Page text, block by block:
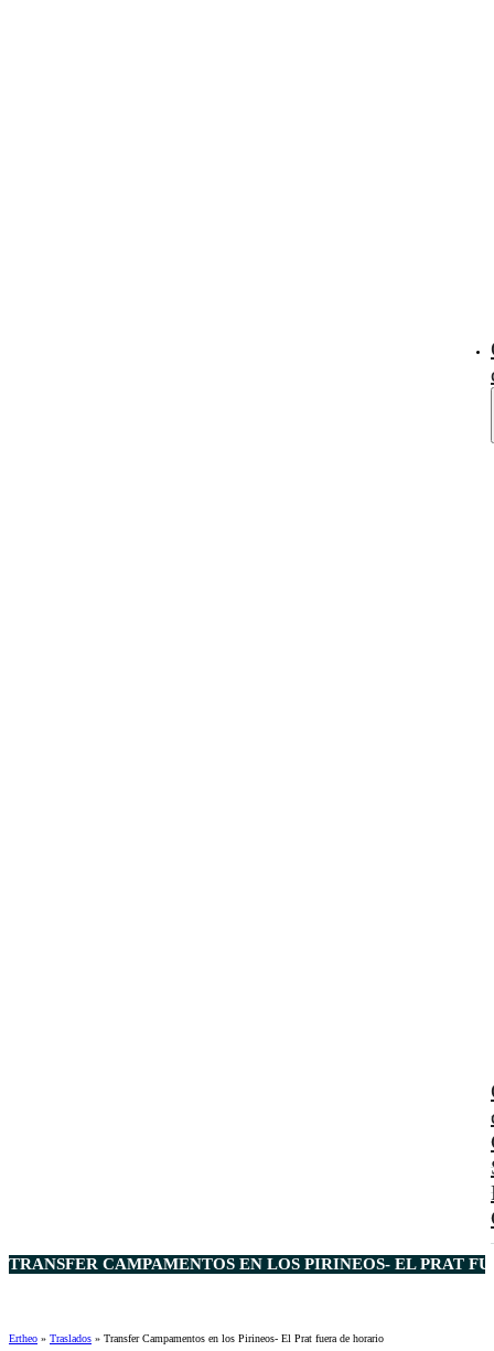
TRANSFER CAMPAMENTOS EN LOS PIRINEOS- EL PRAT
Ertheo » Traslados » Transfer Campamentos en los Pirineos- El Prat fuera de horario